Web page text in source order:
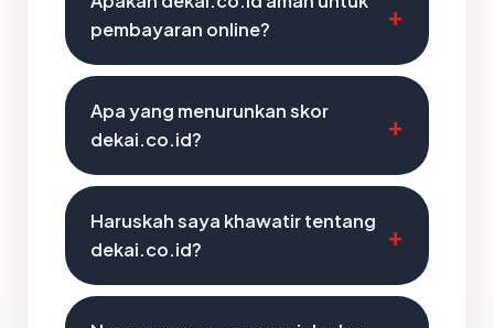
pembayaran online?
Apa yang menurunkan skor
dekai.co.id?
Haruskah saya khawatir tentang
dekai.co.id?